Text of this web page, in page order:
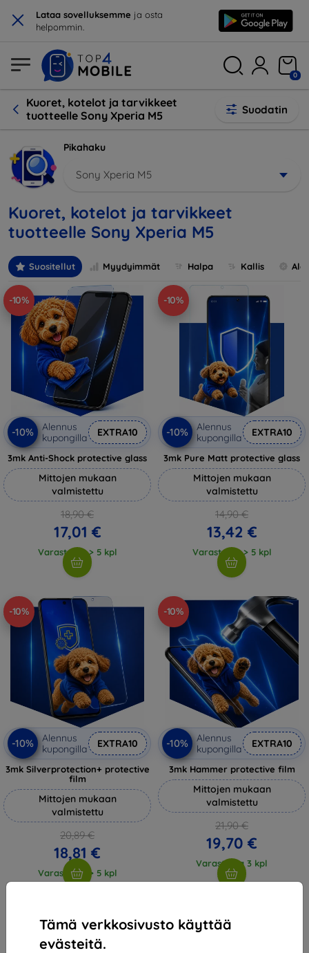
× Lataa sovelluksemme ja osta
helpommin.
Tämä verkkosivusto käyttää
evästeitä.
0
Kuoret, kotelot ja tarvikkeet
tuotteelle Sony Xperia M5
Suodatin
Pikahaku
Sony Xperia M5
Kuoret, kotelot ja tarvikkeet
tuotteelle Sony Xperia M5
Suositellut Myydyimmät Halpa Kallis
-10%
-10%
Alennus
kupongilla
EXTRA10
3mk Anti-Shock protective glass
Mittojen mukaan
valmistettu
18,90 €
17,01 €
Varastossa > 5 kpl
-10%
-10%
Alennus
kupongilla
EXTRA10
3mk Pure Matt protective glass
Mittojen mukaan
valmistettu
14,90 €
13,42 €
Varastossa > 5 kpl
-10%
-10%
Alennus
kupongilla
EXTRA10
3mk Silverprotection+ protective
film
Mittojen mukaan
valmistettu
20,89 €
18,81 €
Varastossa > 5 kpl
-10%
-10%
Alennus
kupongilla
EXTRA10
3mk Hammer protective film
Mittojen mukaan
valmistettu
21,90 €
19,70 €
Varastossa 3 kpl
yhteensä .